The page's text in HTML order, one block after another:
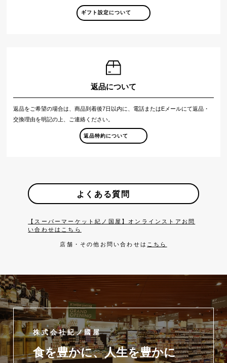
ギフト設定について
返品について
返品をご希望の場合は、商品到着後7日以内に、電話またはEメールにて返品・
交換理由を明記の上、ご連絡ください。
返品特約について
よくある質問
【スーパーマーケット紀ノ国屋】オンラインストアお問
い合わせはこちら
店舗・その他お問い合わせは こちら
株式会社紀ノ國屋
食を豊かに、人生を豊かに